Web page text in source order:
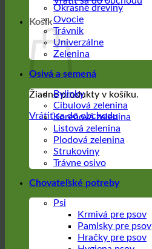
Košík
Žiadne produkty v košíku.
Vrátiť sa do obchodu
Okrasné dreviny
Ovocie
Trávnik
Univerzálne
Zelenina
Osivá a semená
Bylinky
Cibulová zelenina
Koreňová zelenina
Listová zelenina
Plodová zelenina
Strukoviny
Trávne osivo
Chovateľské potreby
Psi
Krmivá pre psov
Pamlsky pre psov
Hračky pre psov